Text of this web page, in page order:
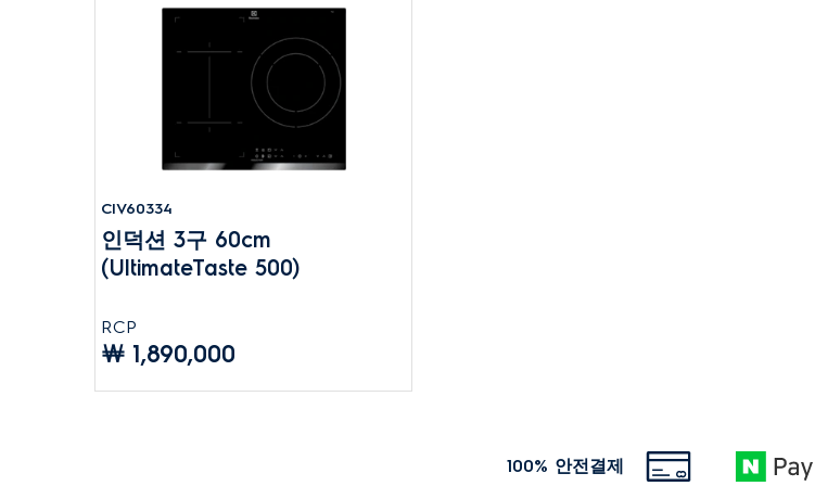
CIV60334
인덕션 3구 60cm
(UltimateTaste 500)
RCP
￦ 1,890,000
100% 안전결제